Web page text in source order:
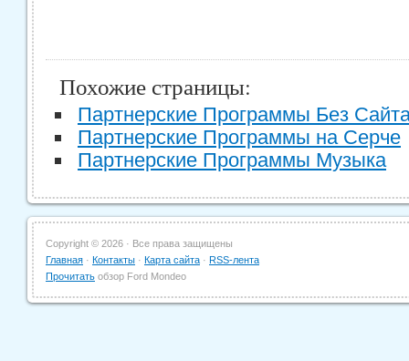
Похожие страницы:
Партнерские Программы Без
Партнерские Программы на Серче
Партнерские Программы Музыка
Copyright © 2026 · Все права защищены
Главная · Контакты · Карта сайта · RSS-лента
Прочитать обзор Ford Mondeo